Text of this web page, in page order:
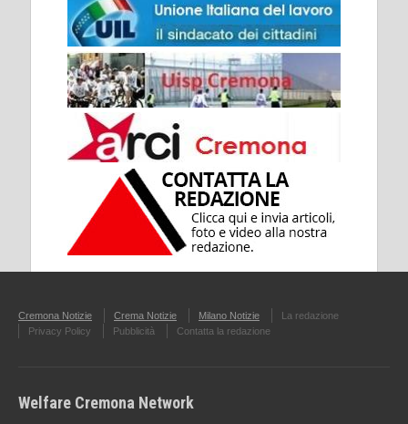
Cremona Notizie Crema Notizie Milano Notizie
La redazione
Privacy Policy
Pubblicità Contatta la redazione
Welfare Cremona Network